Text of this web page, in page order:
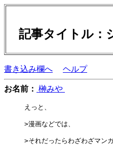
記事タイトル：
書き込み欄へ ヘルプ
お名前： 榊みや
えっと、
>漫画などでは、
>それだったらわざわざマン